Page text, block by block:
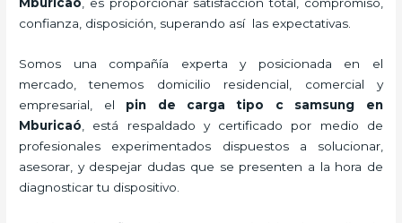
confianza, disposición, superando así las expectativas.
Somos una compañía experta y posicionada en el
mercado, tenemos domicilio residencial, comercial y
empresarial, el pin de carga tipo c samsung en
Mburicaó , está respaldado y certificado por medio de
profesionales experimentados dispuestos a solucionar,
asesorar, y despejar dudas que se presenten a la hora de
diagnosticar tu dispositivo.